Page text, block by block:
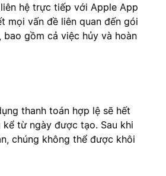
hệ trực tiếp với Apple App
mọi vấn đề liên quan đến gói
bao gồm cả việc hủy và hoàn
thanh toán hợp lệ sẽ hết
kể từ ngày được tạo. Sau khi
chúng không thể được khôi